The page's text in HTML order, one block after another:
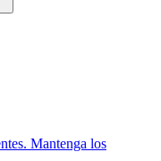
Mantenga los